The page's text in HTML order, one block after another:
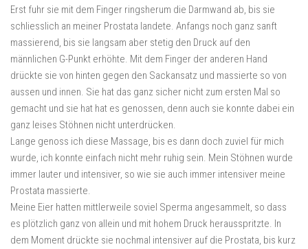
Erst fuhr sie mit dem Finger ringsherum die Darmwand ab, bis sie
schliesslich an meiner Prostata landete. Anfangs noch ganz sanft
massierend, bis sie langsam aber stetig den Druck auf den
männlichen G-Punkt erhöhte. Mit dem Finger der anderen Hand
drückte sie von hinten gegen den Sackansatz und massierte so von
aussen und innen. Sie hat das ganz sicher nicht zum ersten Mal so
gemacht und sie hat hat es genossen, denn auch sie konnte dabei ein
ganz leises Stöhnen nicht unterdrücken.
Lange genoss ich diese Massage, bis es dann doch zuviel für mich
wurde, ich konnte einfach nicht mehr ruhig sein. Mein Stöhnen wurde
immer lauter und intensiver, so wie sie auch immer intensiver meine
Prostata massierte.
Meine Eier hatten mittlerweile soviel Sperma angesammelt, so dass
es plötzlich ganz von allein und mit hohem Druck herausspritzte. In
dem Moment drückte sie nochmal intensiver auf die Prostata, bis kurz